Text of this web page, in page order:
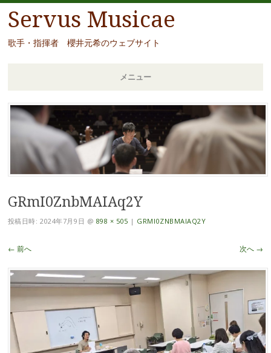
Servus Musicae
歌手・指揮者 櫻井元希のウェブサイト
メニュー
コ
ン
テ
移
動
GRmI0ZnbMAIAq2Y
投稿日時:2024年7月9日 @ 898 × 505 | GRMI0ZNBMAIAQ2Y
← 前へ 次へ →